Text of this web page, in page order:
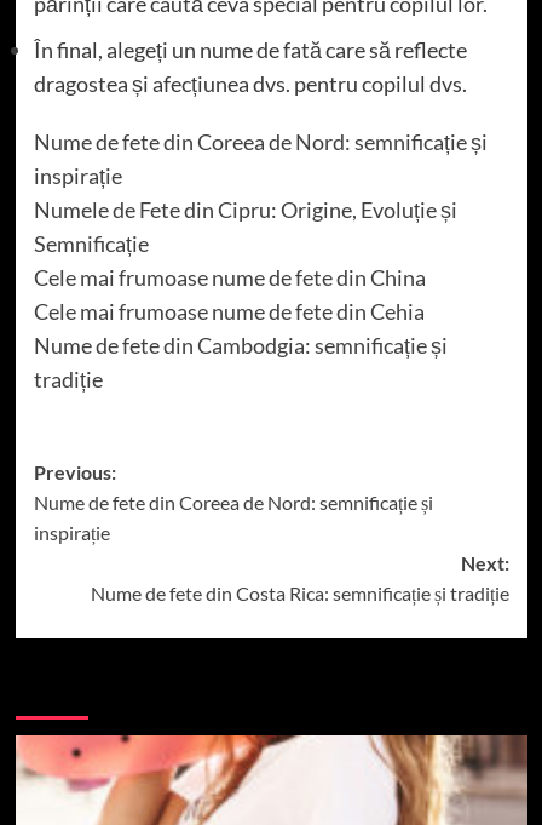
În final, alegeți un nume de fată care să reflecte
dragostea și afecțiunea dvs. pentru copilul dvs.
Nume de fete din Coreea de Nord: semnificație și
inspirație
Numele de Fete din Cipru: Origine, Evoluție și
Semnificație
Cele mai frumoase nume de fete din China
Cele mai frumoase nume de fete din Cehia
Nume de fete din Cambodgia: semnificație și
tradiție
Post
navigation
Previous:
Nume de fete din Coreea de Nord: semnificație și
inspirație
Next:
Nume de fete din Costa Rica: semnificație și tradiție